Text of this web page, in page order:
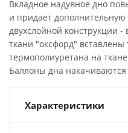
Вкладное надувное дно
и придает дополнительную
двухслойной конструкции
ткани "оксфорд"
термополиуретана на
Баллоны дна
Характеристики